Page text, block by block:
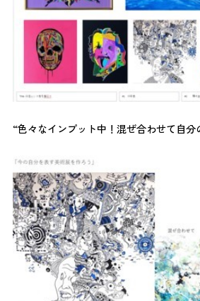
“色々なインプット中！混ぜ合わせて自分